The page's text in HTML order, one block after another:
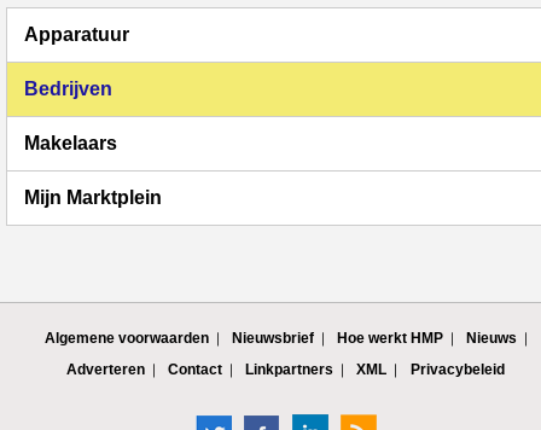
Apparatuur
Bedrijven
Makelaars
Mijn Marktplein
Algemene voorwaarden Nieuwsbrief Hoe werkt HMP
Nieuws
Adverteren
Contact Linkpartners XML Privacybeleid